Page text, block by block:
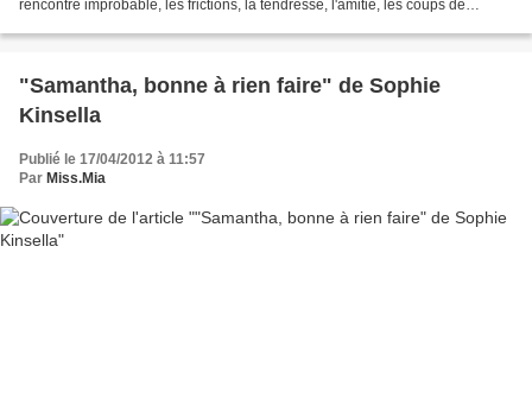
rencontre improbable, les frictions, la tendresse, l'amitié, les coups de
"Samantha, bonne à rien faire" de Sophie
Kinsella
Publié le 17/04/2012 à 11:57
Par Miss.Mia